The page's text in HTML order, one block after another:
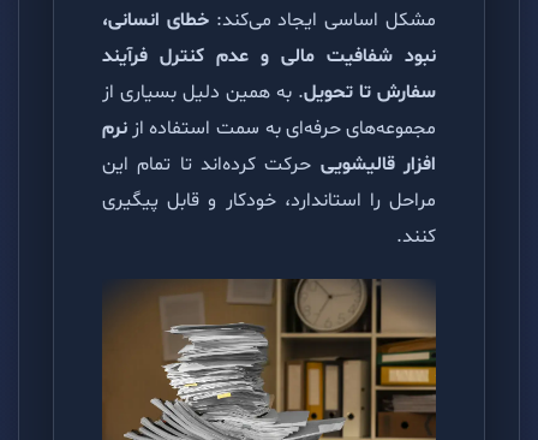
مشکل اساسی ایجاد می‌کند:خطای انسانی،
نبود شفافیت مالی و عدم کنترل فرآیند
سفارش تا تحویل. به همین دلیل بسیاری از
مجموعه‌های حرفه‌ای به سمت استفاده از نرم
افزار قالیشویی حرکت کرده‌اند تا تمام این
مراحل را استاندارد، خودکار و قابل پیگیری
کنند.